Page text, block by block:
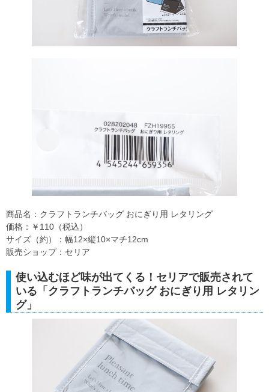
商品名：クラフトランチバッグ おにぎり用 レタリング
価格：￥110（税込）
サイズ（約）：幅12×縦10×マチ12cm
販売ショップ：セリア
使い込むほど味が出てくる！セリアで販売されて
いる「クラフトランチバッグ おにぎり用 レタリン
グ」